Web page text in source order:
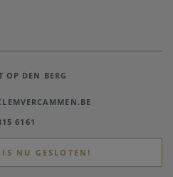
OP DEN BERG
6161
NU GESLOTEN!